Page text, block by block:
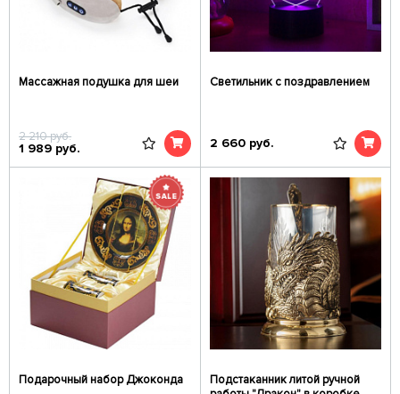
Массажная подушка для шеи
2 210руб.
1 989 руб.
Светильник с поздравлением
2 660 руб.
Подарочный набор Джоконда
Подстаканник литой ручной